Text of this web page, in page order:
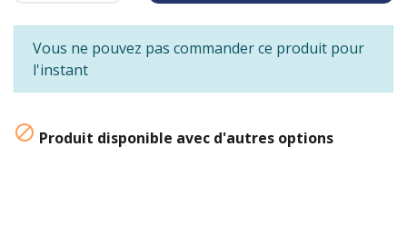
Vous ne pouvez pas commander ce produit pour
l'instant
 Produit disponible avec d'autres options